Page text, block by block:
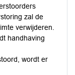
zal de
verwijderen.
handhaving
wordt er